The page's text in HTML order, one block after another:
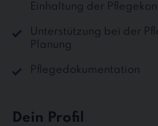
Einhaltung der
Unterstützung bei der
Planung
Pflegedokumentation
Dein Profil